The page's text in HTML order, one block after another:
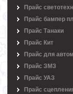
Прайс
Прайс бампер
Прайс Танаки
Прайс Кит
Прайс для
Прайс ЗМЗ
Прайс УАЗ
Прайс